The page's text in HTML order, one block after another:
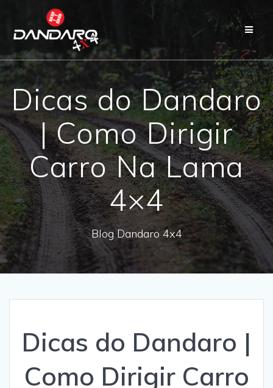
Dicas do Dandaro
| Como Dirigir
Carro Na Lama
4×4
Blog Dandaro 4x4
Dicas do Dandaro |
Como Dirigir Carro